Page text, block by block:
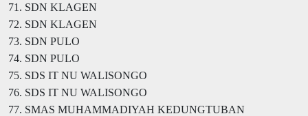
71. SDN KLAGEN
72. SDN KLAGEN
73. SDN PULO
74. SDN PULO
75. SDS IT NU WALISONGO
76. SDS IT NU WALISONGO
77. SMAS MUHAMMADIYAH KEDUNGTUBAN